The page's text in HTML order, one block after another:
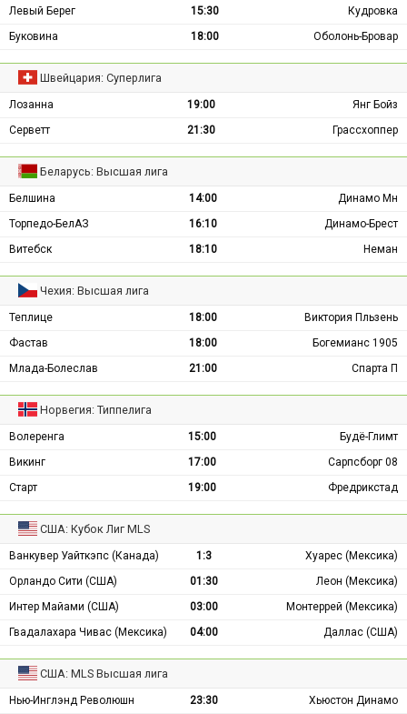
Левый Берег 15:30
Кудровка
Буковина
18:00 Оболонь-Бровар
Швейцария: Суперлига
Лозанна 19:00
Янг Бойз
Серветт
21:30 Грассхоппер
Беларусь: Высшая лига
Белшина 14:00
Динамо Мн
Торпедо-БелАЗ
16:10
Динамо-Брест
Витебск
18:10 Неман
Чехия: Высшая лига
Теплице 18:00
Виктория Пльзень
Фастав
18:00
Богемианс 1905
Млада-Болеслав
21:00 Спарта П
Норвегия: Типпелига
Волеренга 15:00
Будё-Глимт
Викинг
17:00
Сарпсборг 08
Старт
19:00 Фредрикстад
США: Кубок Лиг MLS
Ванкувер Уайткэпс (Канада) 1:3
Хуарес (Мексика)
Орландо Сити (США)
01:30
Леон (Мексика)
Интер Майами (США)
03:00
Монтеррей (Мексика)
Гвадалахара Чивас (Мексика)
04:00 Даллас (США)
США: MLS Высшая лига
Нью-Инглэнд Революшн 23:30 Хьюстон Динамо